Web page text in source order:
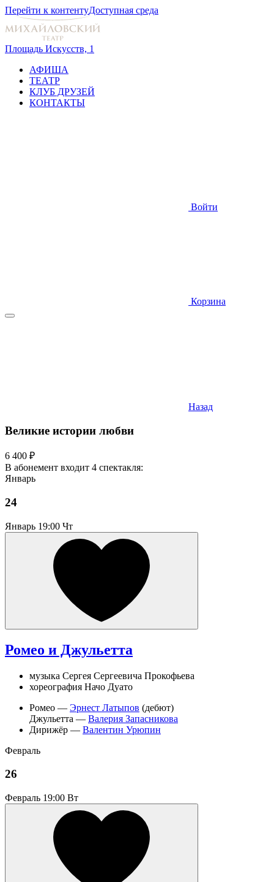
Перейти к контентуДоступная среда
Площадь Искусств, 1
АФИША
ТЕАТР
КЛУБ ДРУЗЕЙ
КОНТАКТЫ
Войти
Корзина
Назад
Великие истории любви
6 400 ₽
В абонемент входит 4 спектакля:
Январь
24
Январь 19:00 Чт
Ромео и Джульетта
музыка Сергея Сергеевича Прокофьева
хореография Начо Дуато
Ромео — Эрнест Латыпов (дебют)
Джульетта — Валерия Запасникова
Дирижёр — Валентин Урюпин
Февраль
26
Февраль 19:00 Вт